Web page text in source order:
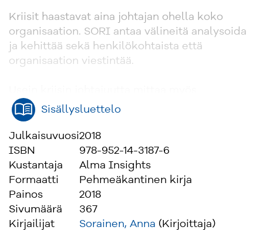
Kriisit haastavat aina johtajan ohella koko
organisaation. SORI antaa välineitä analysoida
ja kehittää sekä henkilökohtaista että
organisaation viestintää.
anteeksipyytämisen taito. Siksi SORI.
Anna Sorainen on viestinnän ja liikkeenjohdon
strateginen neuvonantaja, hallitustyöläinen ja
puhuja. Hänellä on 25 vuoden kokemus
mediasta ja viestinnästä. Ura alkoi Yleisradion
TV1:n toimituksista uutis-, ajankohtais- ja
urheilutoimittajana, ja vuodesta 2005 lähtien
hän on vetänyt omaa viestintätoimistoaan
Sisällysluettelo
Julkaisuvuosi2018
ISBN
978-952-14-3187-6
Kustantaja
Alma Insights
Formaatti
Pehmeäkantinen kirja
Painos
2018
Sivumäärä
367
Kirjailijat
Sorainen, Anna (Kirjoittaja)